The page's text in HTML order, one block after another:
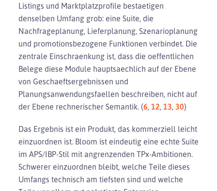
Listings und Marktplatzprofile bestaetigen
denselben Umfang grob: eine Suite, die
Nachfrageplanung, Lieferplanung, Szenarioplanung
und promotionsbezogene Funktionen verbindet. Die
zentrale Einschraenkung ist, dass die oeffentlichen
Belege diese Module hauptsaechlich auf der Ebene
von Geschaeftsergebnissen und
Planungsanwendungsfaellen beschreiben, nicht auf
der Ebene rechnerischer Semantik. (6, 12, 13, 30)
Das Ergebnis ist ein Produkt, das kommerziell leicht
einzuordnen ist. Bloom ist eindeutig eine echte Suite
im APS/IBP-Stil mit angrenzenden TPx-Ambitionen.
Schwerer einzuordnen bleibt, welche Teile dieses
Umfangs technisch am tiefsten sind und welche